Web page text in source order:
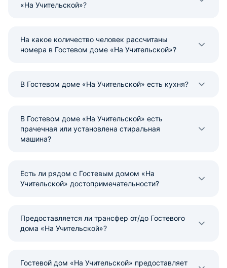
«На Учительской»?
На какое количество человек рассчитаны
номера в Гостевом доме «На Учительской»?
В Гостевом доме «На Учительской» есть кухня?
В Гостевом доме «На Учительской» есть
прачечная или установлена стиральная
машина?
Есть ли рядом с Гостевым домом «На
Учительской» достопримечательности?
Предоставляется ли трансфер от/до Гостевого
дома «На Учительской»?
Гостевой дом «На Учительской» предоставляет